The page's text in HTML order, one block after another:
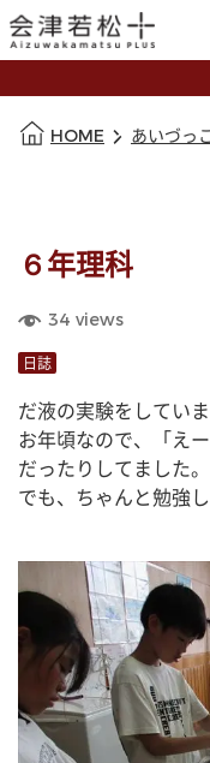
HOME あいづっ
６年理科
34 views
日誌
だ液の実験をしていま
お年頃なので、「え
だったりしてました。
でも、ちゃんと勉強し